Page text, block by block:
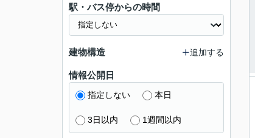
駅・バス停からの時間
建物構造 追加する
情報公開日
指定しない 本日
3日以内 1週間以内